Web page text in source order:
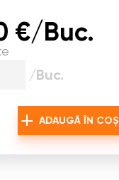
€/Buc.
/Buc.
ADAUGĂ ÎN COȘ